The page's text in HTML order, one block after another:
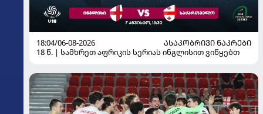
18:04/06-08-2026
ᲐᲡᲐᲙᲝᲑᲠᲘᲕᲘ ᲜᲐᲙᲠᲔᲑᲘ
18 წ. | სამხრეთ აფრიკის სერიას ინგლისით ვიწყებთ